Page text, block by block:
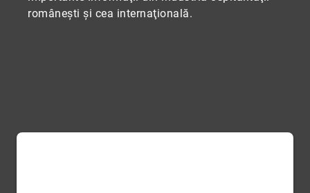
româneşti şi cea internaţională.